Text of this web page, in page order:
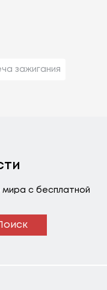
зажигания
мира с бесплатной